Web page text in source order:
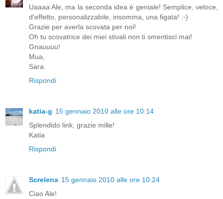
Uaaaa Ale, ma la seconda idea è geniale! Semplice, veloce,
d'effetto, personalizzabile, insomma, una figata! :-)
Grazie per averla scovata per noi!
Oh tu scovatrice dei miei stivali non ti smentisci mai!
Gnauuuu!
Mua,
Sara.
Rispondi
katia-g 15 gennaio 2010 alle ore 10:14
Splendido link, grazie mille!
Katia
Rispondi
Screlena 15 gennaio 2010 alle ore 10:24
Ciao Ale!